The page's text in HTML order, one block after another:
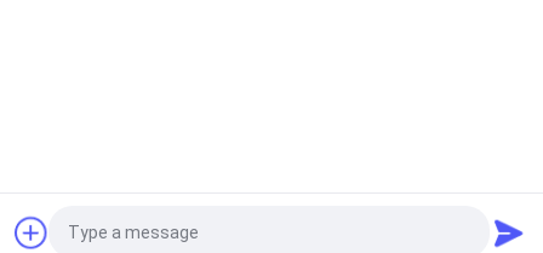
Demandez un devis